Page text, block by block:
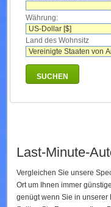
Währung:
Land des Wohnsitz
SUCHEN
Last-Minute-
Vergleichen Sie unsere
Ort um Ihnen immer
genügt wenn Sie in unserer